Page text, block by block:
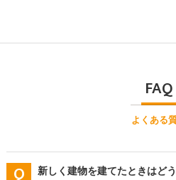
よくある
FAQ
新しく建物を建てたときはど